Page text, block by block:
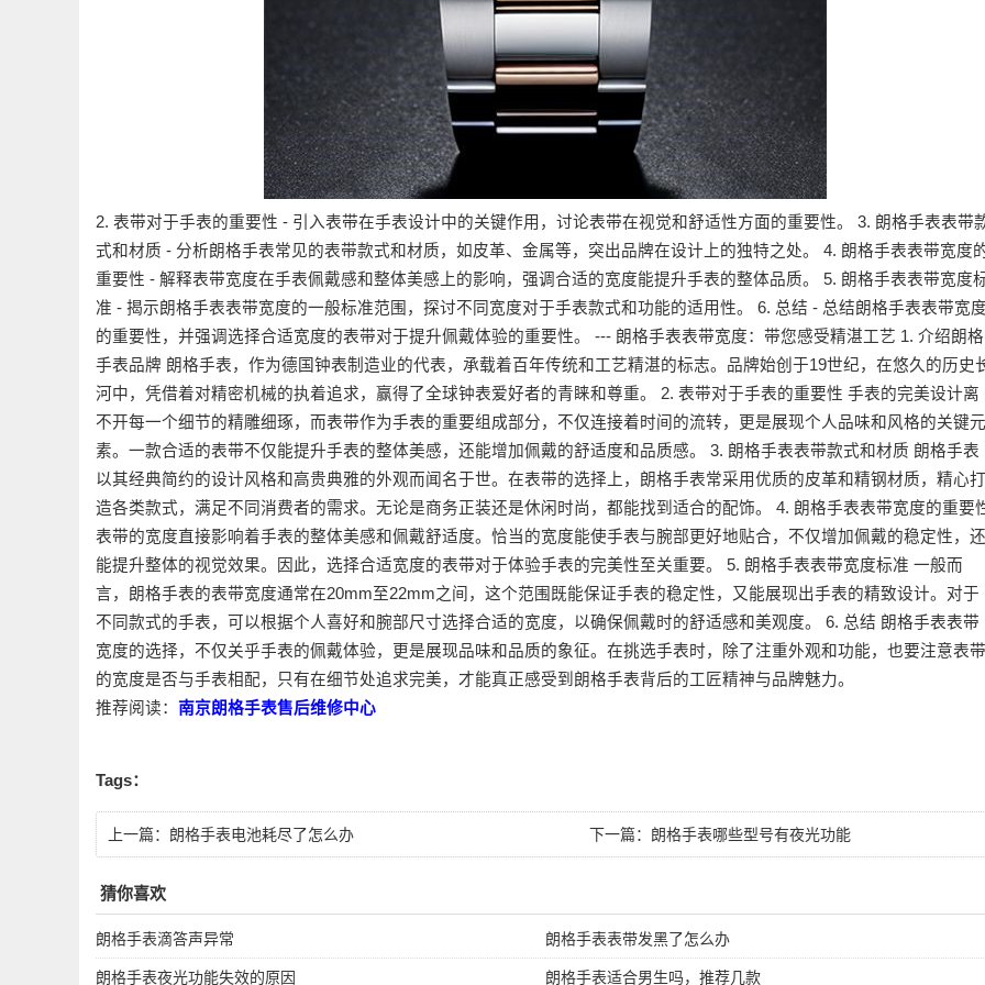
2. 表带对于手表的重要性 - 引入表带在手表设计中的关键作用，讨论表带在视觉和舒适性方面的重要性。 3. 朗格手表表带
式和材质 - 分析朗格手表常见的表带款式和材质，如皮革、金属等，突出品牌在设计上的独特之处。 4. 朗格手表表带宽度
重要性 - 解释表带宽度在手表佩戴感和整体美感上的影响，强调合适的宽度能提升手表的整体品质。 5. 朗格手表表带宽度
准 - 揭示朗格手表表带宽度的一般标准范围，探讨不同宽度对于手表款式和功能的适用性。 6. 总结 - 总结朗格手表表带宽度
的重要性，并强调选择合适宽度的表带对于提升佩戴体验的重要性。 --- 朗格手表表带宽度：带您感受精湛工艺 1. 介绍朗格
手表品牌 朗格手表，作为德国钟表制造业的代表，承载着百年传统和工艺精湛的标志。品牌始创于19世纪，在悠久的历史
河中，凭借着对精密机械的执着追求，赢得了全球钟表爱好者的青睐和尊重。 2. 表带对于手表的重要性 手表的完美设计离
不开每一个细节的精雕细琢，而表带作为手表的重要组成部分，不仅连接着时间的流转，更是展现个人品味和风格的关键元
素。一款合适的表带不仅能提升手表的整体美感，还能增加佩戴的舒适度和品质感。 3. 朗格手表表带款式和材质 朗格手表
以其经典简约的设计风格和高贵典雅的外观而闻名于世。在表带的选择上，朗格手表常采用优质的皮革和精钢材质，精心打
造各类款式，满足不同消费者的需求。无论是商务正装还是休闲时尚，都能找到适合的配饰。 4. 朗格手表表带宽度的重要
表带的宽度直接影响着手表的整体美感和佩戴舒适度。恰当的宽度能使手表与腕部更好地贴合，不仅增加佩戴的稳定性，还
能提升整体的视觉效果。因此，选择合适宽度的表带对于体验手表的完美性至关重要。 5. 朗格手表表带宽度标准 一般而
言，朗格手表的表带宽度通常在20mm至22mm之间，这个范围既能保证手表的稳定性，又能展现出手表的精致设计。对于
不同款式的手表，可以根据个人喜好和腕部尺寸选择合适的宽度，以确保佩戴时的舒适感和美观度。 6. 总结 朗格手表表带
宽度的选择，不仅关乎手表的佩戴体验，更是展现品味和品质的象征。在挑选手表时，除了注重外观和功能，也要注意表带
的宽度是否与手表相配，只有在细节处追求完美，才能真正感受到朗格手表背后的工匠精神与品牌魅力。
推荐阅读： 南京朗格手表售后维修中心
Tags：
上一篇： 朗格手表电池耗尽了怎么办 下一篇： 朗格手表哪些型号有夜光功能
猜你喜欢
朗格手表滴答声异常 朗格手表表带发黑了怎么办
朗格手表夜光功能失效的原因 朗格手表适合男生吗，推荐几款